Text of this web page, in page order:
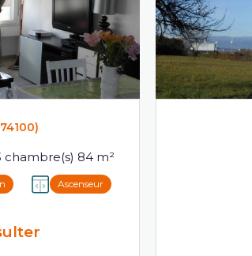
Appartement 4 pièce(s) 3 chambre(s) 84 m²
Ascenseur